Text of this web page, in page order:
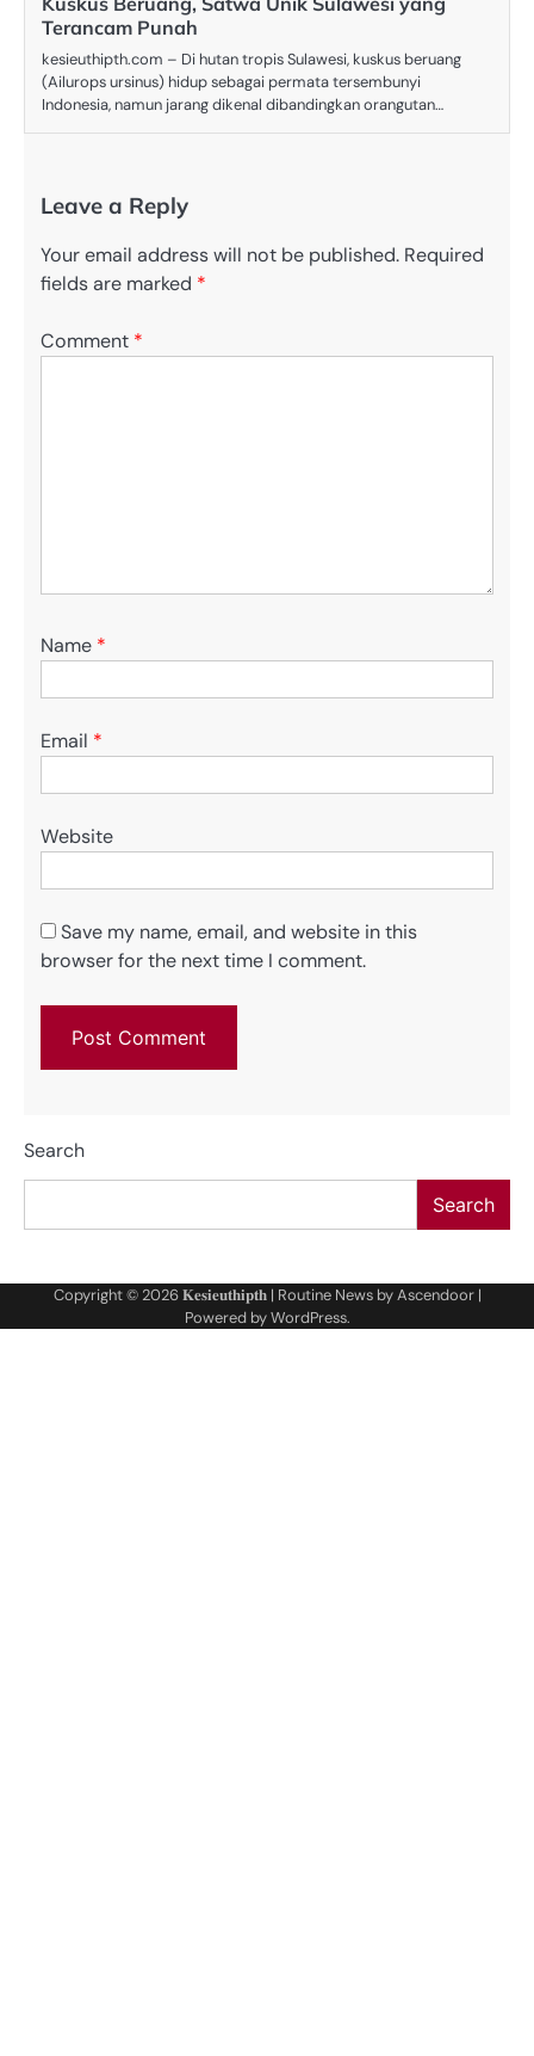
Terancam Punah
kesieuthipth.com – Di hutan tropis Sulawesi, kuskus beruang
(Ailurops ursinus) hidup sebagai permata tersembunyi
Indonesia, namun jarang dikenal dibandingkan orangutan…
Leave a Reply
Your email address will not be published. Required
fields are marked *
Comment *
Name *
Email *
Website
Save my name, email, and website in this
browser for the next time I comment.
Search
Search
Copyright © 2026𝐊𝐞𝐬𝐢𝐞𝐮𝐭𝐡𝐢𝐩𝐭𝐡| Routine News byAscendoor|
Powered byWordPress.